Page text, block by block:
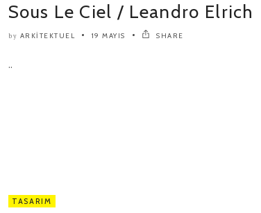
Sous Le Ciel / Leandro Elrich
by ARKITEKTUEL 19 MAYIS SHARE
..
TASARIM